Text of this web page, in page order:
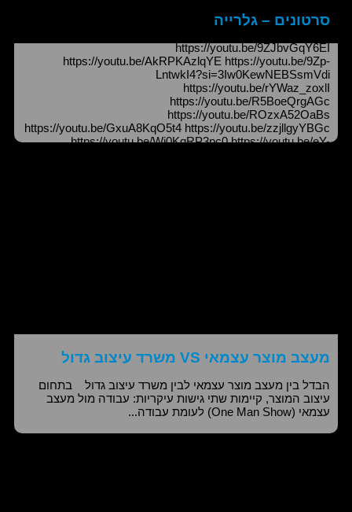
סרטונים – גלרייה
https://youtu.be/9ZJbvGqY6EI
https://youtu.be/AkRPKAzlqYE https://youtu.be/9Zp-
LntwkI4?si=3Iw0KewNEBSsmVdi
https://youtu.be/rYWaz_zoxlI
https://youtu.be/R5BoeQrgAGc
https://youtu.be/ROzxA52OaBs
https://youtu.be/GxuA8KqO5t4 https://youtu.be/zzjllgyYBGc
https://youtu.be/Wj0KqRP3pc0 https://youtu.be/eY-
מעצב מוצר עצמאי VS משרד עיצוב גדול
הבדל בין מעצב מוצר עצמאי לבין משרד עיצוב גדול בתחום
עיצוב המוצר, קיימות שתי גישות עיקריות: עבודה מול מעצב
עצמאי (One Man Show) לעומת עבודה...